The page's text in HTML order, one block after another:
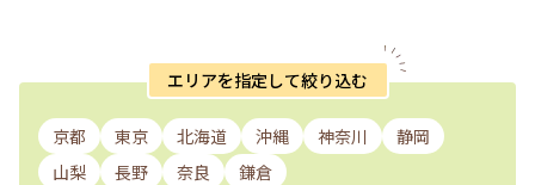
エリアを指定して絞り込む
京都 東京 北海道 沖縄 神奈川
静岡
山梨
長野 奈良 鎌倉